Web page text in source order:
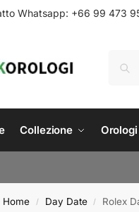
Whatsapp: +66 99 473
Collezione
Home / Day Date / Rolex